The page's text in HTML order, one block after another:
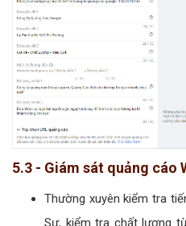
5.3 - Giám sát quảng cáo
Thường xuyên kiểm tra
Sư, kiểm tra chất lượng